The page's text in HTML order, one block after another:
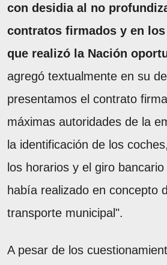
con desidia al no
contratos firmados y en
que realizó la Nación
agregó textualmente en su
presentamos el contrato
máximas autoridades de la
la identificación de los
los horarios y el giro
había realizado en concepto
transporte municipal".
A pesar de los